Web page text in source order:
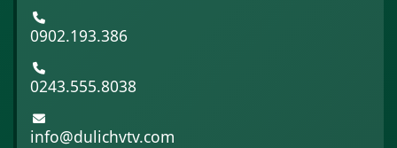
0902.193.386
0243.555.8038
info@dulichvtv.com